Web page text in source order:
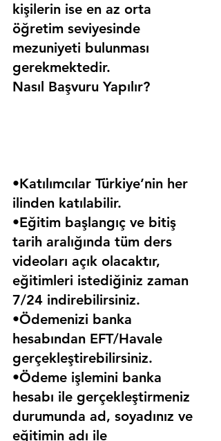
kişilerin ise en az orta
öğretim seviyesinde
mezuniyeti bulunması
gerekmektedir.
Nasıl Başvuru Yapılır?
•Katılımcılar Türkiye’nin her
ilinden katılabilir.
•Eğitim başlangıç ve bitiş
tarih aralığında tüm ders
videoları açık olacaktır,
eğitimleri istediğiniz zaman
7/24 indirebilirsiniz.
•Ödemenizi banka
hesabından EFT/Havale
gerçekleştirebilirsiniz.
•Ödeme işlemini banka
hesabı ile gerçekleştirmeniz
durumunda ad, soyadınız ve
eğitimin adı ile